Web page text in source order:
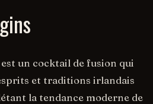
un cocktail de fusion qui
et traditions irlandais
la tendance moderne de